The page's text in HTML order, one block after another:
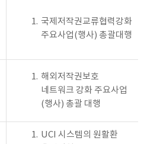
1. 국제저작권교류협력강화
주요사업(행사) 총괄대행
1. 해외저작권보호
네트워크 강화 주요사업
(행사) 총괄 대행
1. UCI 시스템의 원활환